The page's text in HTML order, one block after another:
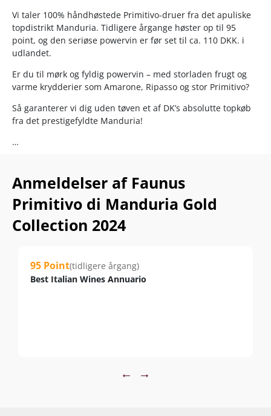
Vi taler 100% håndhøstede Primitivo-druer fra det apuliske
topdistrikt Manduria. Tidligere årgange høster op til 95
point, og den seriøse powervin er før set til ca. 110 DKK. i
udlandet.
Er du til mørk og fyldig powervin – med storladen frugt og
varme krydderier som Amarone, Ripasso og stor Primitivo?
Så garanterer vi dig uden tøven et af DK’s absolutte topkøb
fra det prestigefyldte Manduria!
…
krydrede kødretter og modne oste. Server ved 16-18°C.
Anmeldelser af Faunus
Primitivo di Manduria Gold
Collection 2024
95 Point(tidligere årgang)
Best Italian Wines Annuario
← →